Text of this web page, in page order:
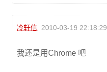
冷轩信 2010-03-19 22:18:29
我还是用Chrome 吧